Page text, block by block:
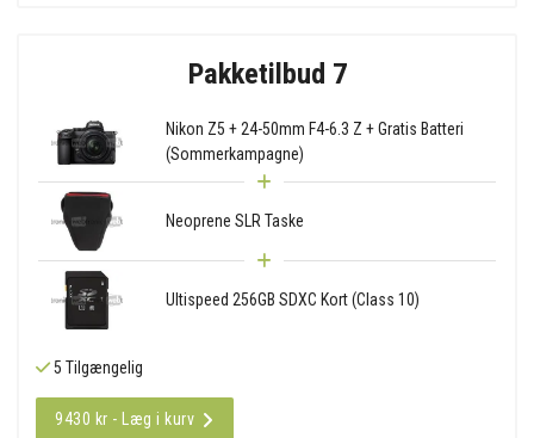
Pakketilbud 7
Nikon Z5 + 24-50mm F4-6.3 Z + Gratis Batteri
(Sommerkampagne)
Neoprene SLR Taske
Ultispeed 256GB SDXC Kort (Class 10)
5 Tilgængelig
9430 kr - Læg i kurv